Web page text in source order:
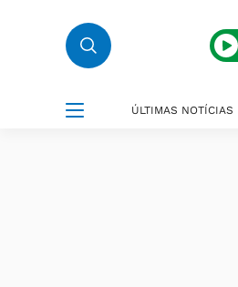
ÚLTIMAS NOTÍCIAS